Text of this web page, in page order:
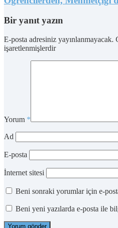
Bir yanıt yazın
E-posta adresiniz yayınlanmayacak.
işaretlenmişlerdir
Yorum *
Ad
E-posta
İnternet sitesi
Beni sonraki yorumlar için e-
Beni yeni yazılarda e-posta ile